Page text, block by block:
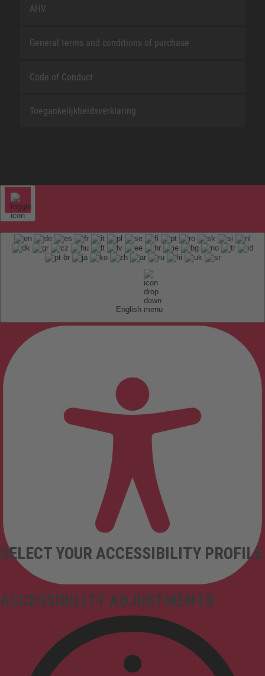
AHV
General terms and conditions of purchase
Code of Conduct
Toegankelijkheidsverklaring
English
ACCESSIBILITY ADJUSTMENTS
SELECT YOUR ACCESSIBILITY PROFILE